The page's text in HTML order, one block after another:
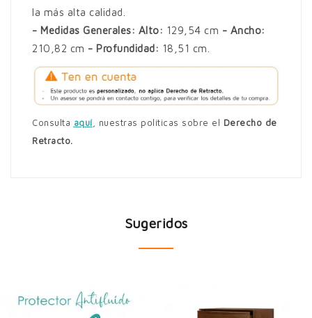
la más alta calidad.
- Medidas Generales: Alto: 129,54 cm - Ancho:
210,82 cm - Profundidad: 18,51 cm.
Consulta aquí, nuestras políticas sobre el Derecho de
Retracto.
Sugeridos